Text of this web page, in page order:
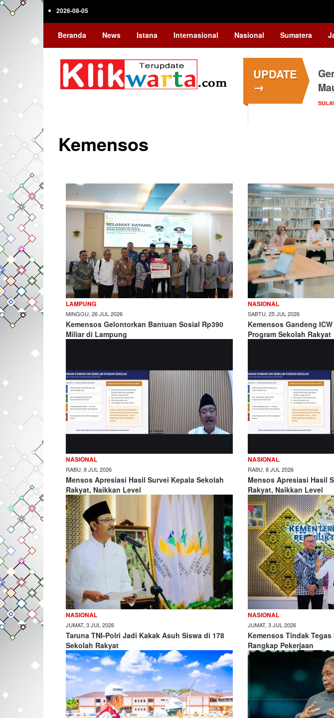
Skip
2026-08-05
Beranda News Istana Internasional Nasional Sumatera
UPDATE
→
Kemensos
LAMPUNG
MINGGU, 26 JUL 2026
Kemensos Gelontorkan Bantuan Sosial Rp390
Miliar di Lampung
NASIONAL
SABTU, 25 JUL 2026
Kemensos Gandeng
Program Sekolah Rakyat
NASIONAL
RABU, 8 JUL 2026
Mensos Apresiasi Hasil Survei Kepala Sekolah
Rakyat, Naikkan Level
NASIONAL
RABU, 8 JUL 2026
Mensos Apresiasi Hasil
Rakyat, Naikkan Level
NASIONAL
JUMAT, 3 JUL 2026
Taruna TNI-Polri Jadi Kakak Asuh Siswa di 178
Sekolah Rakyat
NASIONAL
JUMAT, 3 JUL 2026
Kemensos Tindak
Rangkap Pekerjaan
Pagination